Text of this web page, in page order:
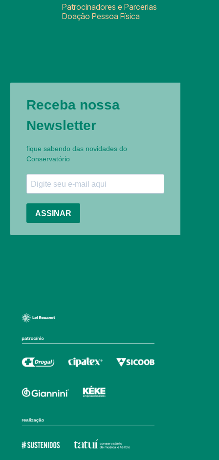
Patrocinadores e Parcerias
Doação Pessoa Física